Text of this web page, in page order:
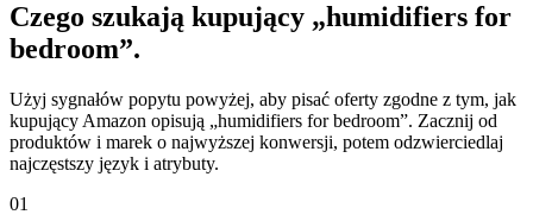
Czego szukają kupujący „humidifiers for
bedroom”.
Użyj sygnałów popytu powyżej, aby pisać oferty zgodne z tym, jak
kupujący Amazon opisują „humidifiers for bedroom”. Zacznij od
produktów i marek o najwyższej konwersji, potem odzwierciedlaj
najczęstszy język i atrybuty.
01